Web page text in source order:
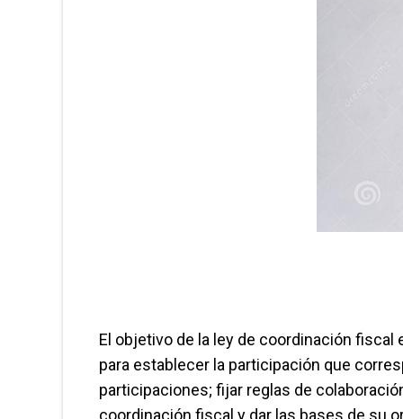
El objetivo de la ley de coordinación
para establecer la participación que
participaciones; fijar reglas de
coordinación fiscal y dar las bases de su